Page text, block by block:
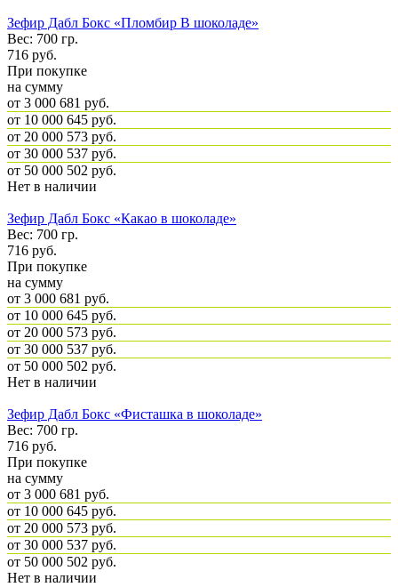
Зефир Дабл Бокс «Пломбир В шоколаде»
Вес: 700 гр.
716 руб.
При покупке
на сумму
от 3 000 681 руб.
от 10 000 645 руб.
от 20 000 573 руб.
от 30 000 537 руб.
от 50 000 502 руб.
Нет в наличии
Зефир Дабл Бокс «Какао в шоколаде»
Вес: 700 гр.
716 руб.
При покупке
на сумму
от 3 000 681 руб.
от 10 000 645 руб.
от 20 000 573 руб.
от 30 000 537 руб.
от 50 000 502 руб.
Нет в наличии
Зефир Дабл Бокс «Фисташка в шоколаде»
Вес: 700 гр.
716 руб.
При покупке
на сумму
от 3 000 681 руб.
от 10 000 645 руб.
от 20 000 573 руб.
от 30 000 537 руб.
от 50 000 502 руб.
Нет в наличии